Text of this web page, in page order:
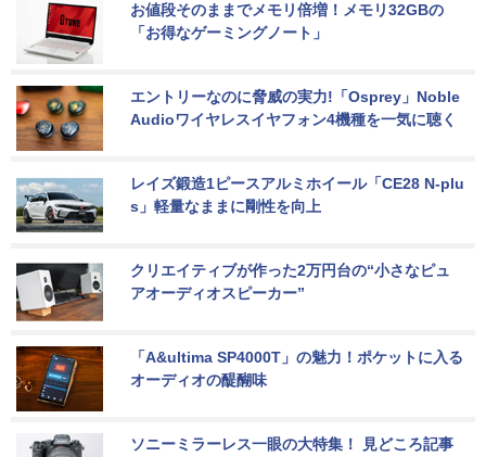
お値段そのままでメモリ倍増！メモリ32GBの
「お得なゲーミングノート」
エントリーなのに脅威の実力!「Osprey」Noble
Audioワイヤレスイヤフォン4機種を一気に聴く
レイズ鍛造1ピースアルミホイール「CE28 N-plu
s」軽量なままに剛性を向上
クリエイティブが作った2万円台の“小さなピュ
アオーディオスピーカー”
「A&ultima SP4000T」の魅力！ポケットに入る
オーディオの醍醐味
ソニーミラーレス一眼の大特集！ 見どころ記事